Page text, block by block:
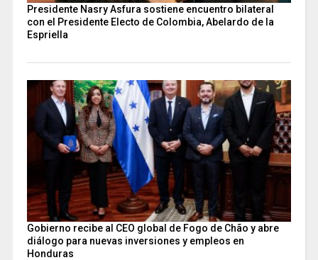
Presidente Nasry Asfura sostiene encuentro bilateral
con el Presidente Electo de Colombia, Abelardo de la
Espriella
Gobierno recibe al CEO global de Fogo de Chão y abre
diálogo para nuevas inversiones y empleos en
Honduras